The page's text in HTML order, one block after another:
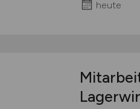
heute